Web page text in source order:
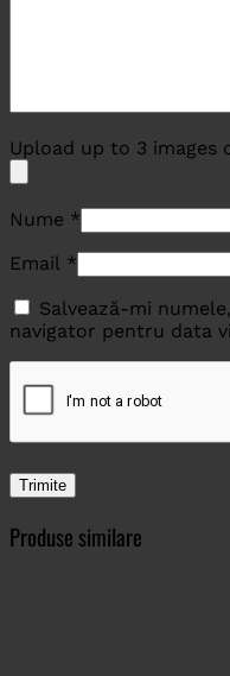
Upload up to 3 images
Nume *
Email *
Salvează-mi
navigator pentru data
Produse similare